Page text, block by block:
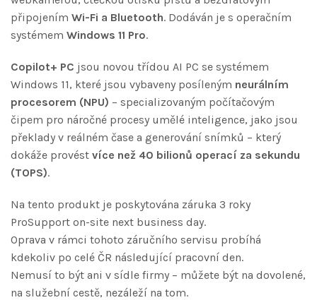
připojením Wi-Fi a Bluetooth. Dodáván je s operačním
systémem Windows 11 Pro.
Copilot+ PC jsou novou třídou AI PC se systémem
Windows 11, které jsou vybaveny posíleným neurálním
procesorem (NPU) – specializovaným počítačovým
čipem pro náročné procesy umělé inteligence, jako jsou
překlady v reálném čase a generování snímků – který
dokáže provést více než 40 bilionů operací za sekundu
(TOPS).
Na tento produkt je poskytována záruka 3 roky
ProSupport on-site next business day.
Oprava v rámci tohoto záručního servisu probíhá
kdekoliv po celé ČR následující pracovní den.
Nemusí to být ani v sídle firmy – můžete být na dovolené,
na služební cestě, nezáleží na tom.